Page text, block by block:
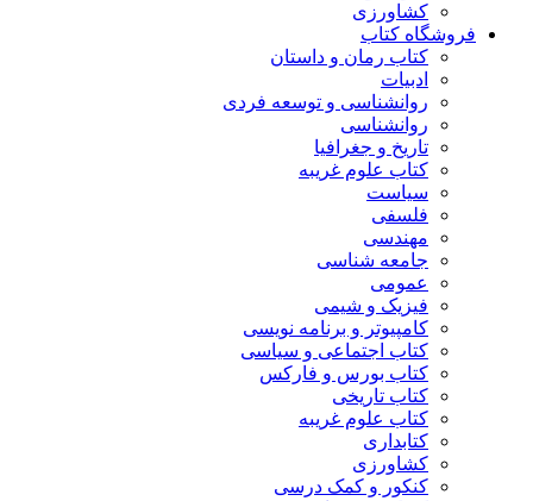
کشاورزی
فروشگاه کتاب
کتاب رمان و داستان
ادبیات
روانشناسی و توسعه فردی
روانشناسی
تاریخ و جغرافیا
کتاب علوم غریبه
سیاست
فلسفی
مهندسی
جامعه شناسی
عمومی
فیزیک و شیمی
کامپیوتر و برنامه نویسی
کتاب اجتماعی و سیاسی
کتاب بورس و فارکس
کتاب تاریخی
کتاب علوم غریبه
کتابداری
کشاورزی
کنکور و کمک‌ درسی